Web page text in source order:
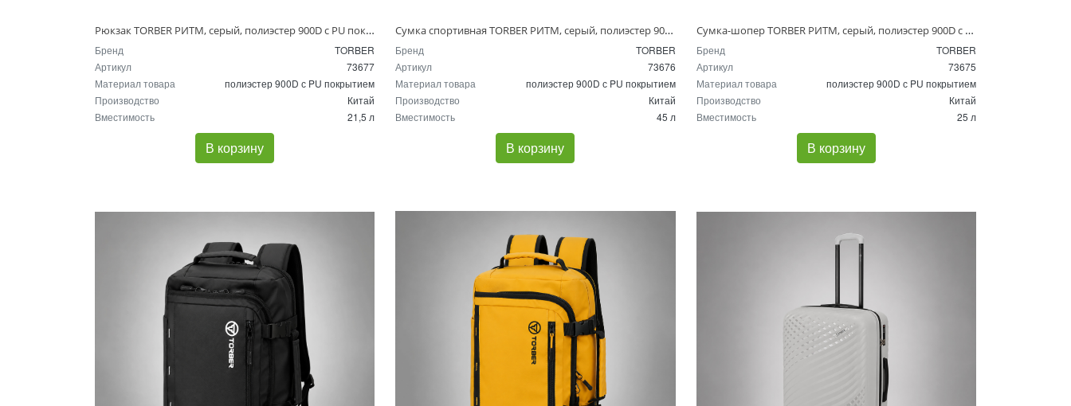
Рюкзак TORBER РИТМ, серый, полиэстер 900D с PU покрытием, 30 х 20 х 41 см, 21,5 л
Бренд
TORBER
Артикул
73677
Материал товара
полиэстер 900D с PU покрытием
Производство
Китай
Вместимость
21,5 л
В корзину
Сумка спортивная TORBER РИТМ, серый, полиэстер 900D с PU покрытием, 55 х 33 х 25 см, 45 л
Бренд
TORBER
Артикул
73676
Материал товара
полиэстер 900D с PU покрытием
Производство
Китай
Вместимость
45 л
В корзину
Сумка-шопер TORBER РИТМ, серый, полиэстер 900D с PU покрытием, 41 х 18 х 35 см, 25 л
Бренд
TORBER
Артикул
73675
Материал товара
полиэстер 900D с PU покрытием
Производство
Китай
Вместимость
25 л
В корзину